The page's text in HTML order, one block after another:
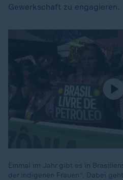
Gewerkschaft zu engagieren.
Einmal im Jahr gibt es in
der indigenen Frauen". Dabei